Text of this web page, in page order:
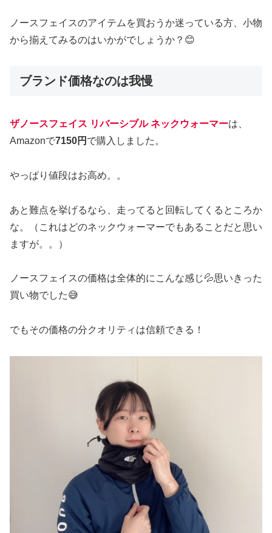
ノースフェイスのアイテムを買おうか迷っている方、小物
から揃えてみるのはいかがでしょうか？😊
ブランド価格なのは我慢
ザノースフェイス リバーシブル ネックウォーマーは、
Amazonで7150円 で購入しました。
やっぱり値段はお高め。。
あと難点を挙げるなら、走ってると回転してくるところか
な。（これはどのネックウォーマーでもあることだと思い
ますが。。）
ノースフェイスの価格は全体的にこんな感じ💦思いきった
買い物でした😅
でもその価格の分クオリティは信頼できる！